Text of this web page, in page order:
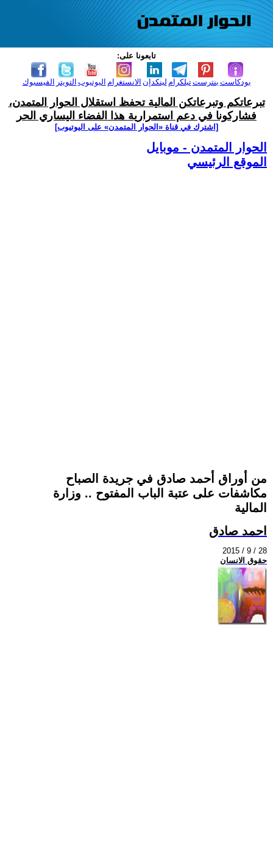
تابعونا على:
الفيسبوك التويتر اليوتيوب الانستغرام لينكدإن تيلكرامبنترست بودكاست
تبرعاتكم وتبرعاتكن المالية تحفظ استقلال الحوار المتمدن،
فشاركونا في دعم استمرارية هذا الفضاء اليساري الحر
[اشترك في قناة ‫«الحوار المتمدن» على اليوتيوب]
الحوار المتمدن - موبايل
الموقع الرئيسي
من أوراق أحمد صادق في جريدة الصباح
مكاشفات على عتبة الباب المفتوح .. وزارة
المالية
احمد صادق
2015 / 9 / 28
حقوق الانسان